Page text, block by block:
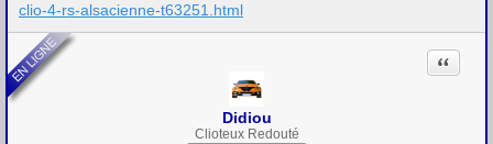
clio-4-rs-alsacienne-t63251.html
Didiou
Clioteux Redouté
Citation